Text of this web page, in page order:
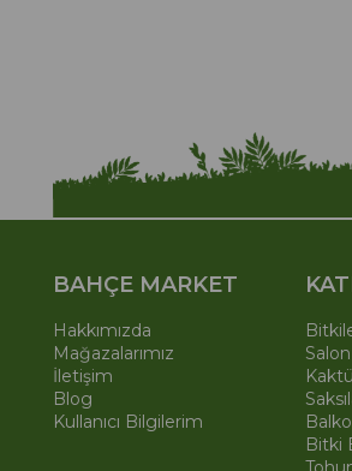
BAHÇE MARKET
Hakkımızda
Mağazalarımız
İletişim
Blog
Kullanıcı Bilgilerim
Bitki